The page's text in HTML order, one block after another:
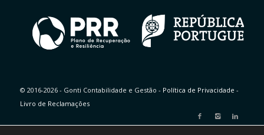
© 2016-2026 - Gonti Contabilidade e Gestão - Política de Privacidade -
Livro de Reclamações